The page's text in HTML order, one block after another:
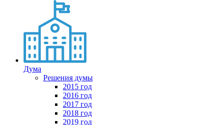
Дума
Решения думы
2015 год
2016 год
2017 год
2018 год
2019 год